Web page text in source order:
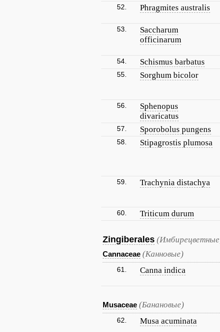
52. Phragmites australis
53.
Saccharum
officinarum
54. Schismus barbatus
55. Sorghum bicolor
56.
Sphenopus
divaricatus
57. Sporobolus pungens
58. Stipagrostis plumosa
59. Trachynia distachya
60. Triticum durum
Zingiberales
Cannaceae (Канновые)
61. Canna indica
Musaceae (Банановые)
62. Musa acuminata